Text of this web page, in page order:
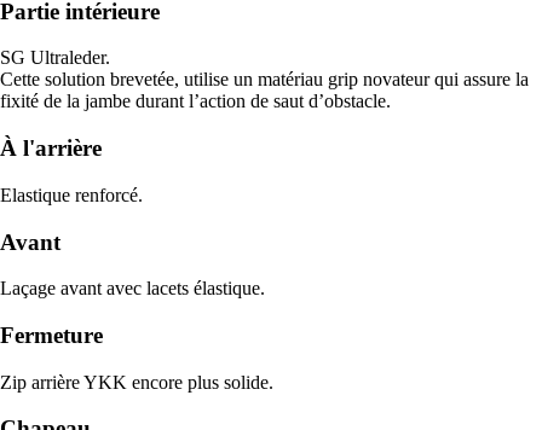
Partie intérieure
SG Ultraleder.
Cette solution brevetée, utilise un matériau grip novateur qui assure la
fixité de la jambe durant l’action de saut d’obstacle.
À l'arrière
Elastique renforcé.
Avant
Laçage avant avec lacets élastique.
Fermeture
Zip arrière YKK encore plus solide.